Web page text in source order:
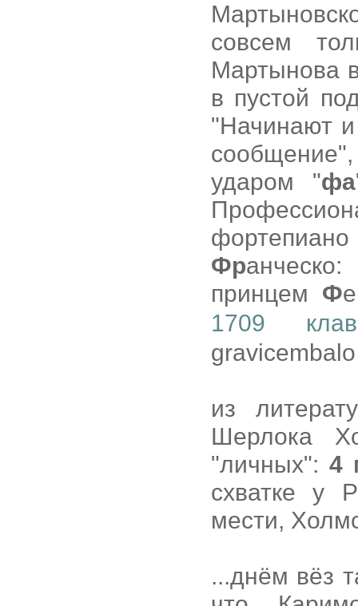
совсем
Мартынова
в пустой
"Начинают
ударом "фа
Фр
принцем Ф
1709
из
Шерлока
"личных": 4
схватке у
мести,
...днём вёз